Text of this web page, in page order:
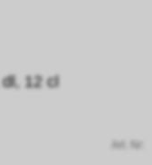
12 cl